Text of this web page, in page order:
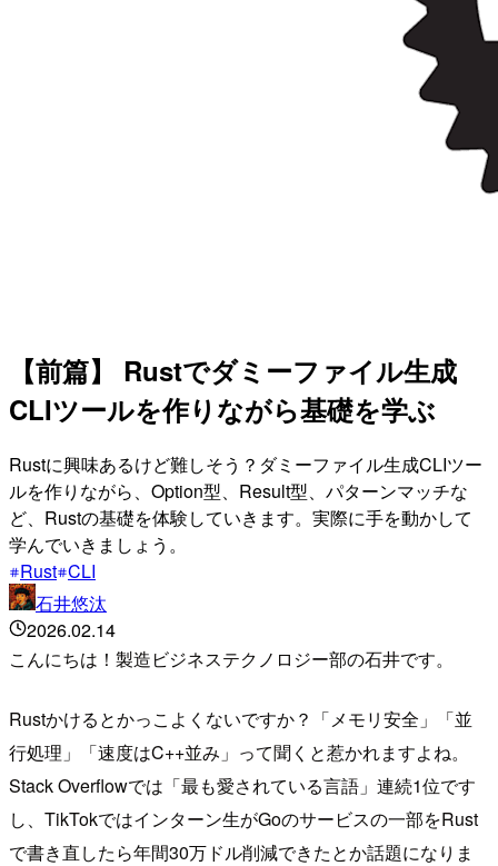
【前篇】 Rustでダミーファイル生成
CLIツールを作りながら基礎を学ぶ
Rustに興味あるけど難しそう？ダミーファイル生成CLIツー
ルを作りながら、Option型、Result型、パターンマッチな
ど、Rustの基礎を体験していきます。実際に手を動かして
学んでいきましょう。
Rust CLI
石井悠汰
2026.02.14
こんにちは！製造ビジネステクノロジー部の石井です。
Rustかけるとかっこよくないですか？「メモリ安全」「並
行処理」「速度はC++並み」って聞くと惹かれますよね。
Stack Overflowでは「最も愛されている言語」連続1位です
し、TikTokではインターン生がGoのサービスの一部をRust
で書き直したら年間30万ドル削減できたとか話題になりま